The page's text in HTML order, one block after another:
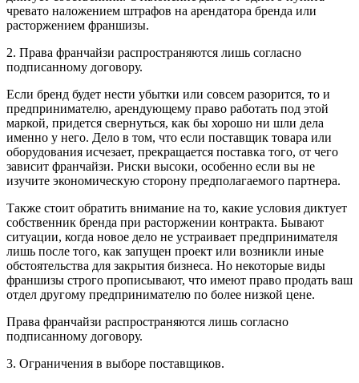
чревато наложением штрафов на арендатора бренда или
расторжением франшизы.
2. Права франчайзи распространяются лишь согласно
подписанному договору.
Если бренд будет нести убытки или совсем разорится, то и
предпринимателю, арендующему право работать под этой
маркой, придется свернуться, как бы хорошо ни шли дела
именно у него. Дело в том, что если поставщик товара или
оборудования исчезает, прекращается поставка того, от чего
зависит франчайзи. Риски высоки, особенно если вы не
изучите экономическую сторону предполагаемого партнера.
Также стоит обратить внимание на то, какие условия диктует
собственник бренда при расторжении контракта. Бывают
ситуации, когда новое дело не устраивает предпринимателя
лишь после того, как запущен проект или возникли иные
обстоятельства для закрытия бизнеса. Но некоторые виды
франшизы строго прописывают, что имеют право продать ваш
отдел другому предпринимателю по более низкой цене.
Права франчайзи распространяются лишь согласно
подписанному договору.
3. Ограничения в выборе поставщиков.